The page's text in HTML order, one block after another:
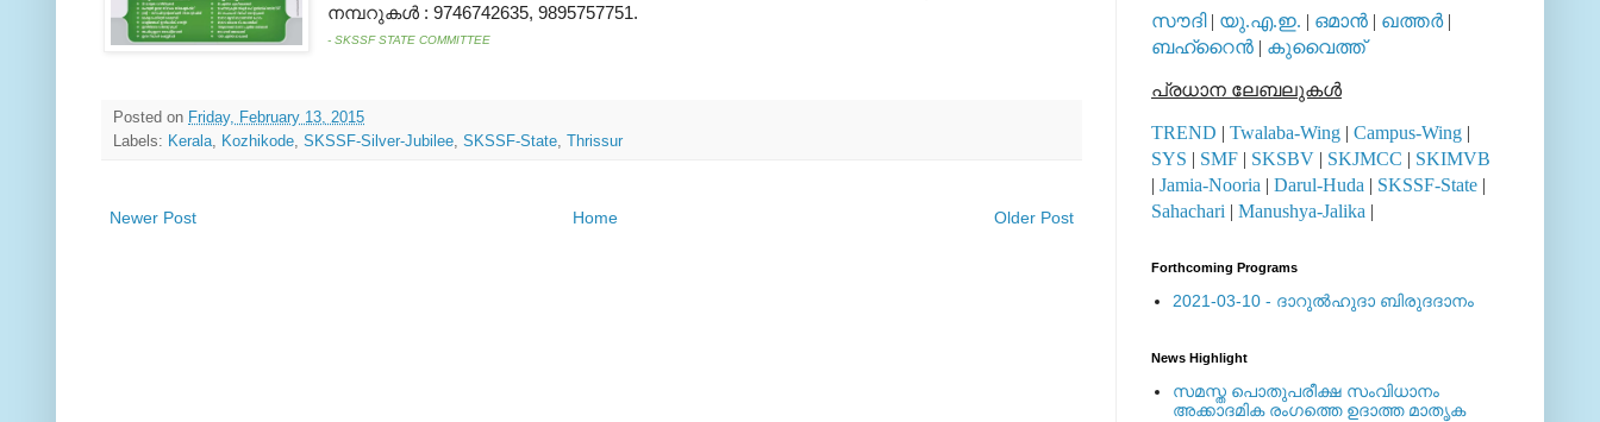
നമ്പറുകള്‍ : 9746742635, 9895757751.
- SKSSF STATE COMMITTEE
Posted on Friday, February 13, 2015
Labels: Kerala, Kozhikode, SKSSF-Silver-Jubilee, SKSSF-State, Thrissur
Newer Post Older Post
Home
സൗദി| യു.എ.ഇ. | ഒമാന്‍ | ഖത്തര്‍|
ബഹ്റൈന്‍ | കുവൈത്ത്
പ്രധാന ലേബലുകള്‍
TREND | Twalaba-Wing | Campus-Wing |
SYS | SMF | SKSBV | SKJMCC | SKIMVB
| Jamia-Nooria | Darul-Huda | SKSSF-State |
Sahachari | Manushya-Jalika |
Forthcoming Programs
2021-03-10 - ദാറുല്‍ഹുദാ ബിരുദദാനം
News Highlight
സമസ്ത പൊതുപരീക്ഷ സംവിധാനം
അക്കാദമിക രംഗത്തെ ഉദാത്ത മാതൃക